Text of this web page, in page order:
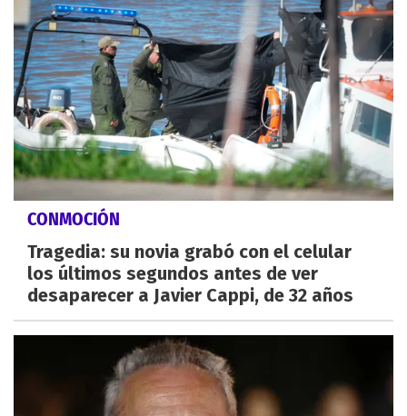
CONMOCIÓN
Tragedia: su novia grabó con el celular
los últimos segundos antes de ver
desaparecer a Javier Cappi, de 32 años